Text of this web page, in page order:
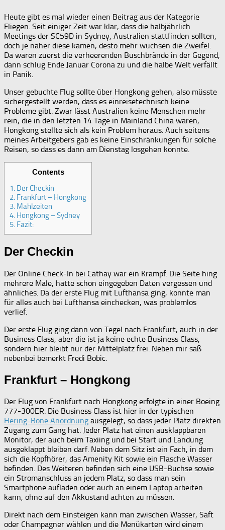
Heute gibt es mal wieder einen Beitrag aus der Kategorie
Fliegen. Seit einiger Zeit war klar, dass die halbjährlich
Meetings der SC59D in Sydney, Australien stattfinden sollten,
doch je näher diese kamen, desto mehr wuchsen die Zweifel.
Da waren zuerst die verheerenden Buschbrände in der Gegend,
dann schlug Ende Januar Corona zu und die halbe Welt verfällt
in Panik.
Unser gebuchte Flug sollte über Hongkong gehen, also müsste
sichergestellt werden, dass es einreisetechnisch keine
Probleme gibt. Zwar lässt Australien keine Menschen mehr
rein, die in den letzten 14 Tage in Mainland China waren,
Hongkong stellte sich als kein Problem heraus. Auch seitens
meines Arbeitgebers gab es keine Einschränkungen für solche
Reisen, so dass es dann am Dienstag losgehen konnte.
Contents
1. Der Checkin
2. Frankfurt – Hongkong
3. Mahlzeiten
4. Hongkong – Sydney
5. Fazit:
Der Checkin
Der Online Check-In bei Cathay war ein Krampf. Die Seite hing
mehrere Male, hatte schon eingegeben Daten vergessen und
ähnliches. Da der erste Flug mit Lufthansa ging, konnte man
für alles auch bei Lufthansa einchecken, was problemlos
verlief.
Der erste Flug ging dann von Tegel nach Frankfurt, auch in der
Business Class, aber die ist ja keine echte Business Class,
sondern hier bleibt nur der Mittelplatz frei. Neben mir saß
nebenbei bemerkt Fredi Bobic.
Frankfurt – Hongkong
Der Flug von Frankfurt nach Hongkong erfolgte in einer Boeing
777-300ER. Die Business Class ist hier in der typischen
Hering-Bone Anordnung ausgelegt, so dass jeder Platz direkten
Zugang zum Gang hat. Jeder Platz hat einen ausklappbaren
Monitor, der auch beim Taxiing und bei Start und Landung
ausgeklappt bleiben darf. Neben dem Sitz ist ein Fach, in dem
sich die Kopfhörer, das Amenity Kit sowie ein Flasche Wasser
befinden. Des Weiteren befinden sich eine USB-Buchse sowie
ein Stromanschluss an jedem Platz, so dass man sein
Smartphone aufladen oder auch an einem Laptop arbeiten
kann, ohne auf den Akkustand achten zu müssen.
Direkt nach dem Einsteigen kann man zwischen Wasser, Saft
oder Champagner wählen und die Menükarten wird einem